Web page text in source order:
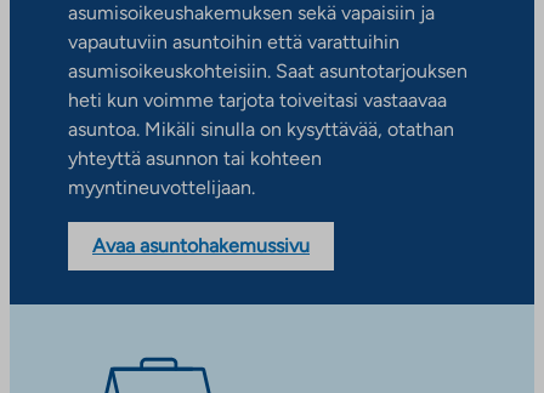
asumisoikeushakemuksen sekä vapaisiin ja
vapautuviin asuntoihin että varattuihin
asumisoikeuskohteisiin. Saat asuntotarjouksen
heti kun voimme tarjota toiveitasi vastaavaa
asuntoa. Mikäli sinulla on kysyttävää, otathan
yhteyttä asunnon tai kohteen
myyntineuvottelijaan.
Avaa asuntohakemussivu